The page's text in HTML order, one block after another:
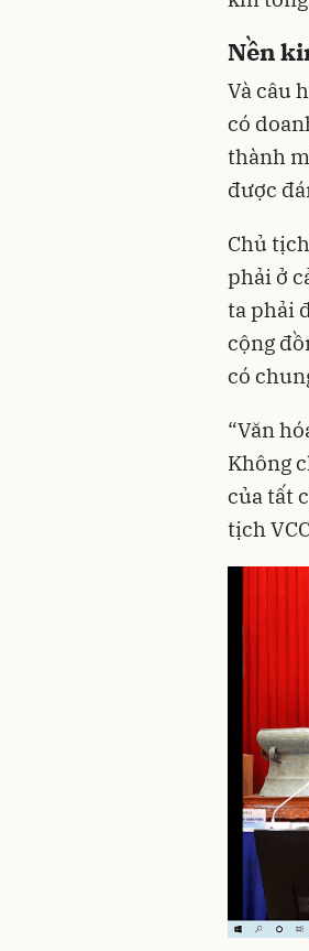
Nền
Và câu
có
thành
được
Chủ
phải ở
ta phải
cộng
có
“Văn
Không
của tất
tịch